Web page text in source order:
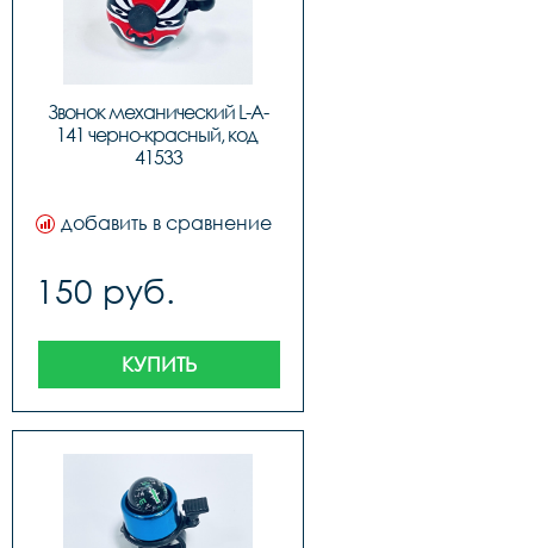
Звонок механический L-A-
141 черно-красный, код
41533
добавить в сравнение
150 руб.
КУПИТЬ